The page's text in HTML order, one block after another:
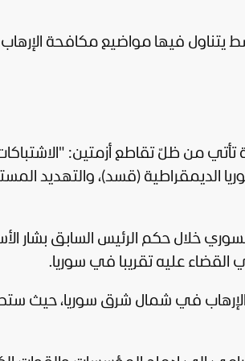
يتناول فيها مواضيع مكافحة الإرهاب
من ظلّ تقاطع أزمتين:
الديمقراطية (قسد)، والتهديد
خلال حكم الرئيس السابق بشار
القضاء عليه تقريبا في سوريا.
الإرهاب في شمال شرق سوريا، حيث